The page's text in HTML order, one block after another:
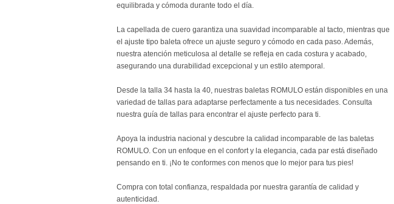
equilibrada y cómoda durante todo el día.
La capellada de cuero garantiza una suavidad incomparable al tacto, mientras que
el ajuste tipo baleta ofrece un ajuste seguro y cómodo en cada paso. Además,
nuestra atención meticulosa al detalle se refleja en cada costura y acabado,
asegurando una durabilidad excepcional y un estilo atemporal.
Desde la talla 34 hasta la 40, nuestras baletas ROMULO están disponibles en una
variedad de tallas para adaptarse perfectamente a tus necesidades. Consulta
nuestra guía de tallas para encontrar el ajuste perfecto para ti.
Apoya la industria nacional y descubre la calidad incomparable de las baletas
ROMULO. Con un enfoque en el confort y la elegancia, cada par está diseñado
pensando en ti. ¡No te conformes con menos que lo mejor para tus pies!
Compra con total confianza, respaldada por nuestra garantía de calidad y
autenticidad.